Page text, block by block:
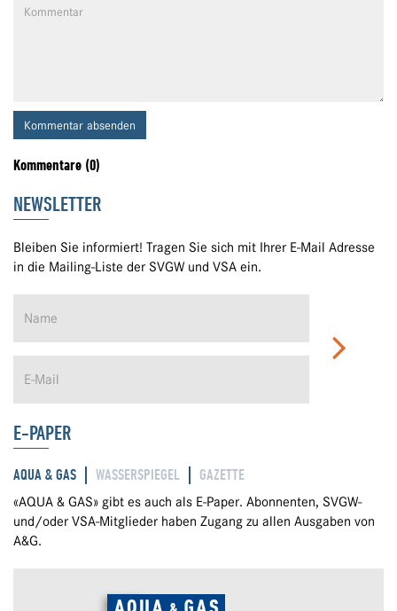
Kommentar absenden
Kommentare (0)
NEWSLETTER
Bleiben Sie informiert! Tragen Sie sich mit Ihrer E-Mail Adresse
in die Mailing-Liste der SVGW und VSA ein.
E-PAPER
AQUA & GAS WASSERSPIEGEL GAZETTE
«AQUA & GAS» gibt es auch als E-Paper. Abonnenten, SVGW-
und/oder VSA-Mitglieder haben Zugang zu allen Ausgaben von
A&G.